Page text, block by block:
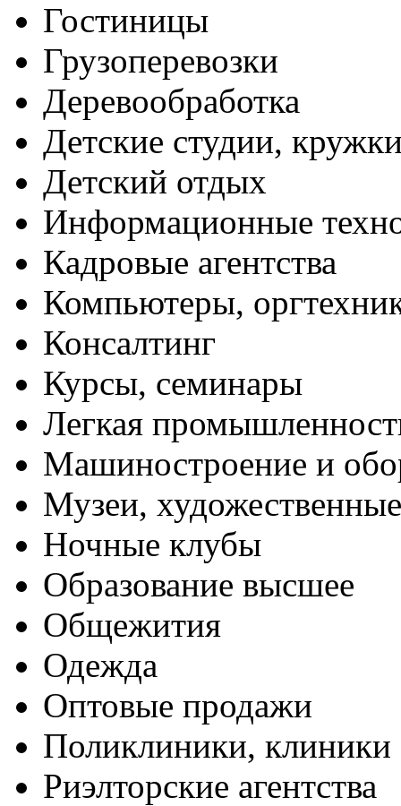
Гостиницы
Грузоперевозки
Деревообработка
Детские студии,
Детский отдых
Информационные
Кадровые агентства
Компьютеры,
Консалтинг
Курсы, семинары
Легкая
Машиностроение и
Музеи,
Ночные клубы
Образование высшее
Общежития
Одежда
Оптовые продажи
Поликлиники, клиники
Риэлторские агентства